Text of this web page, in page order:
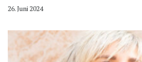
26. Juni 2024